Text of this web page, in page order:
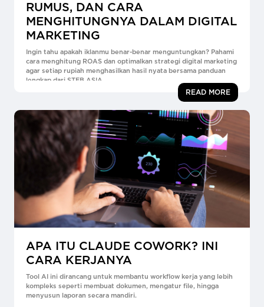
RUMUS, DAN CARA
MENGHITUNGNYA DALAM DIGITAL
MARKETING
Ingin tahu apakah iklanmu benar-benar menguntungkan? Pahami
cara menghitung ROAS dan optimalkan strategi digital marketing
agar setiap rupiah menghasilkan hasil nyata bersama panduan
lengkap dari STEB ASIA.
READ MORE
APA ITU CLAUDE COWORK? INI
CARA KERJANYA
Tool AI ini dirancang untuk membantu workflow kerja yang lebih
kompleks seperti membuat dokumen, mengatur file, hingga
menyusun laporan secara mandiri.